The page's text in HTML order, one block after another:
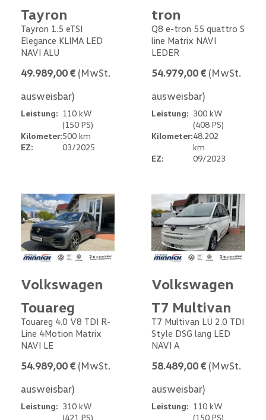
Tayron
Tayron 1.5 eTSI
Elegance KLIMA LED
NAVI ALU
49.989,00 € (MwSt.
ausweisbar)
Leistung: 110 kW
(150 PS)
Kilometer:500 km
EZ:
03/2025
tron
Q8 e-tron 55 quattro S
line Matrix NAVI
LEDER
54.979,00 € (MwSt.
ausweisbar)
Leistung: 300 kW
(408 PS)
Kilometer:48.202
km
EZ:
09/2023
Volkswagen
Touareg
Touareg 4.0 V8 TDI R-
Line 4Motion Matrix
NAVI LE
54.989,00 € (MwSt.
ausweisbar)
Leistung: 310 kW
(421 PS)
Volkswagen
T7 Multivan
T7 Multivan LÜ 2.0 TDI
Style DSG lang LED
NAVI A
58.489,00 € (MwSt.
ausweisbar)
Leistung: 110 kW
(150 PS)